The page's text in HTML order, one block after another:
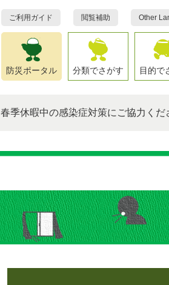
ご利用ガイド 閲覧補助 Other
防災ポータル 分類でさがす 目的で
春季休暇中の感染症対策にご協力くだ